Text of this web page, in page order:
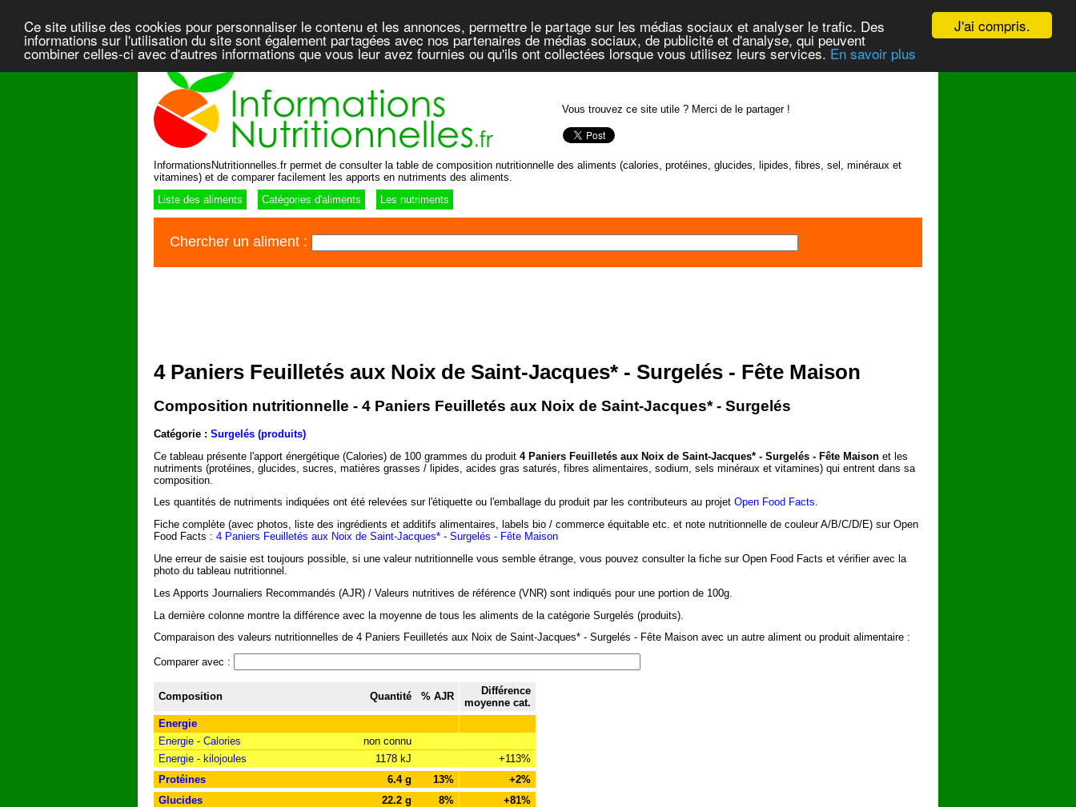
J'ai compris.
Ce site utilise des cookies pour personnaliser le contenu et les annonces, permettre le partage sur les médias sociaux et analyser le trafic. Des
informations sur l'utilisation du site sont également partagées avec nos partenaires de médias sociaux, de publicité et d'analyse, qui peuvent
combiner celles-ci avec d'autres informations que vous leur avez fournies ou qu'ils ont collectées lorsque vous utilisez leurs services. En savoir plus
Vous trouvez ce site utile ? Merci de le partager !
InformationsNutritionnelles.fr permet de consulter la table de composition nutritionnelle des aliments (calories, protéines, glucides, lipides, fibres, sel, minéraux et
vitamines) et de comparer facilement les apports en nutriments des aliments.
Liste des aliments
Catégories d'aliments Les nutriments
Chercher un aliment :
4 Paniers Feuilletés aux Noix de Saint-Jacques* - Surgelés - Fête Maison
Composition nutritionnelle - 4 Paniers Feuilletés aux Noix de Saint-Jacques* - Surgelés
Catégorie : Surgelés (produits)
Ce tableau présente l'apport énergétique (Calories) de 100 grammes du produit 4 Paniers Feuilletés aux Noix de Saint-Jacques* - Surgelés - Fête Maison et les
nutriments (protéines, glucides, sucres, matières grasses / lipides, acides gras saturés, fibres alimentaires, sodium, sels minéraux et vitamines) qui entrent dans sa
composition.
Les quantités de nutriments indiquées ont été relevées sur l'étiquette ou l'emballage du produit par les contributeurs au projet Open Food Facts.
Fiche complète (avec photos, liste des ingrédients et additifs alimentaires, labels bio / commerce équitable etc. et note nutritionnelle de couleur A/B/C/D/E) sur Open
Food Facts : 4 Paniers Feuilletés aux Noix de Saint-Jacques* - Surgelés - Fête Maison
Une erreur de saisie est toujours possible, si une valeur nutritionnelle vous semble étrange, vous pouvez consulter la fiche sur Open Food Facts et vérifier avec la
photo du tableau nutritionnel.
Les Apports Journaliers Recommandés (AJR) / Valeurs nutritives de référence (VNR) sont indiqués pour une portion de 100g.
La dernière colonne montre la différence avec la moyenne de tous les aliments de la catégorie Surgelés (produits).
Comparaison des valeurs nutritionnelles de 4 Paniers Feuilletés aux Noix de Saint-Jacques* - Surgelés - Fête Maison avec un autre aliment ou produit alimentaire :
Comparer avec :
Composition Quantité % AJR
Différence
moyenne cat.
Energie
Energie - Calories
non connu
Energie - kilojoules
1178 kJ
+113%
Protéines
6.4 g 13%
+2%
Glucides
22.2 g 8%
+81%